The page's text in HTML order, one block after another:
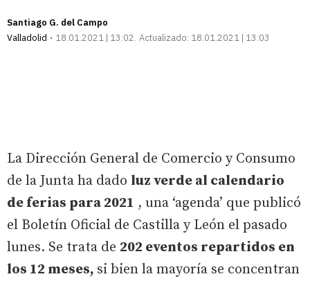
Santiago G. del Campo
Valladolid
18.01.2021 | 13:02 Actualizado: 18.01.2021 | 13:03
La Dirección General de Comercio y Consumo
de la Junta ha dado luz verde al calendario
de ferias para 2021 , una ‘agenda’ que publicó
el Boletín Oficial de Castilla y León el pasado
lunes. Se trata de 202 eventos repartidos en
los 12 meses, si bien la mayoría se concentran